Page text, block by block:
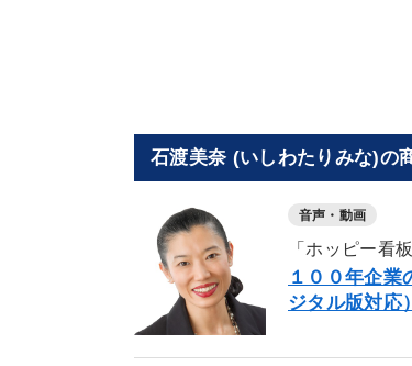
石渡美奈 (いしわたりみな)の
音声・動画
「ホッピー
１００年企業
ジタル版対応）